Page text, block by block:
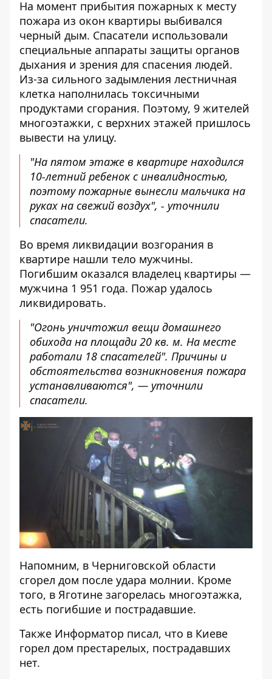
На момент прибытия пожарных к месту
пожара из окон квартиры выбивался
черный дым. Спасатели использовали
специальные аппараты защиты органов
дыхания и зрения для спасения людей.
Из-за сильного задымления лестничная
клетка наполнилась токсичными
продуктами сгорания. Поэтому, 9 жителей
многоэтажки, с верхних этажей пришлось
вывести на улицу.
"На пятом этаже в квартире находился
10-летний ребенок с инвалидностью,
поэтому пожарные вынесли мальчика на
руках на свежий воздух", - уточнили
спасатели.
Во время ликвидации возгорания в
квартире нашли тело мужчины.
Погибшим оказался владелец квартиры —
мужчина 1 951 года. Пожар удалось
ликвидировать.
"Огонь уничтожил вещи домашнего
обихода на площади 20 кв. м. На месте
работали 18 спасателей". Причины и
обстоятельства возникновения пожара
устанавливаются", — уточнили
спасатели.
Напомним, в Черниговской области
сгорел дом после удара молнии. Кроме
того, в Яготине загорелась многоэтажка,
есть погибшие и пострадавшие.
Также Информатор писал, что в Киеве
горел дом престарелых, пострадавших
нет.